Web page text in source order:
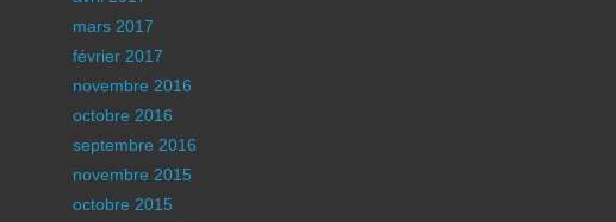
mars 2017
février 2017
novembre 2016
octobre 2016
septembre 2016
novembre 2015
octobre 2015